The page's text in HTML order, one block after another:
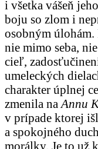
i všetka vášeň
boju so zlom i
osobným
nie mimo seba,
cieľ,
umeleckých
charakter úplnej
zmenila na Annu
v prípade ktorej
a spokojného
morálky. Je to už